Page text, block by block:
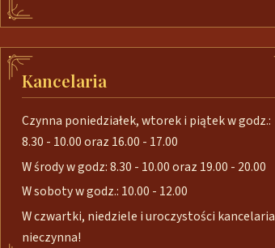
Kancelaria
Czynna poniedziałek, wtorek i piątek w godz.:
8.30 - 10.00 oraz 16.00 - 17.00
W środy w godz: 8.30 - 10.00 oraz 19.00 - 20.00
W soboty w godz.: 10.00 - 12.00
W czwartki, niedziele i uroczystości kancelaria
nieczynna!